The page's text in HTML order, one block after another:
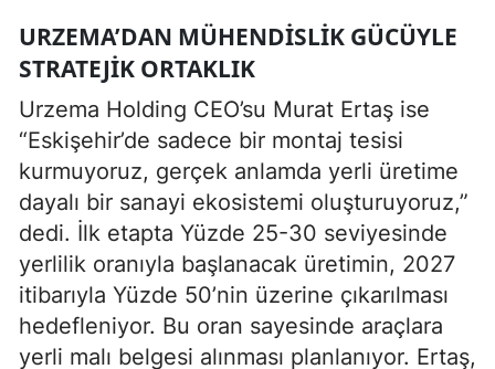
URZEMA’DAN MÜHENDISLIK GÜCÜYLE
STRATEJIK ORTAKLIK
Urzema Holding CEO’su Murat Ertaş ise
“Eskişehir’de sadece bir montaj tesisi
kurmuyoruz, gerçek anlamda yerli üretime
dayalı bir sanayi ekosistemi oluşturuyoruz,”
dedi. İlk etapta Yüzde 25-30 seviyesinde
yerlilik oranıyla başlanacak üretimin, 2027
itibarıyla Yüzde 50’nin üzerine çıkarılması
hedefleniyor. Bu oran sayesinde araçlara
yerli malı belgesi alınması planlanıyor. Ertaş,